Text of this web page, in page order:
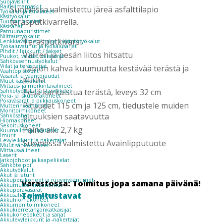
Suojavisiirit
Raitisilmamaskit
Työkalut ja tarvikkeet
Käsityökalut
Tuurnat ja taltat
Käsisahat
Patruunapuristimet
Niittaustyökalut
Lenkkiavaimet / hylsyt / vääntötyökalut
Työkaluvaunut ja työkalusarjat
Pihdit / leikkurit / sakset
Puukot, veitset, varaterät
Sähköasennustyökalut
Viilat ja teräsharjat
Vaahtopistoolit
Vasarat ja vääntöraudat
Muut käsityökalut
Mittaus- ja merkintävälineet
Sähkötyökalut ja -tarvikkeet
Pora- ja iskuporakoneet
Poravasarat ja piikkauskoneet
Mutterinvääntimet
Monitoimikoneet
Sähkösahat
Hiomakoneet
Sekoituskoneet
Kuumailmapuhaltimet
Imurit
Levyleikkurit ja nakertajat
Muut sähkökoneet
Mittausvälineet
Laserit
Jatkojohdot ja kaapelikelat
Sähköteippi
Akkutyökalut
Akut ja laturit
Akkuporakoneet ja ruuvinvääntimet
Akkumutterinvääntimet
Akkuporavasarat
Akkusahat ja -leikkurit
Akkuhiomakoneet
Akkumonitoimikoneet
Akkukierretangonkatkaisijat
Akkukonepaketit ja sarjat
Akkulevyleikkurit ja -nakertajat
Suomessa valmistettu järeä asfalttilapio
teräsputkivarrella.
Teräsputkivarsi
Varren ja pesän liitos hitsattu
Lapion kahva kuumuutta kestävää terästä ja
puuta
Pesä karkaistua terästä, leveys 32 cm
Pituudet 115 cm ja 125 cm, tiedustele muiden
pituuksien saatavuutta
Paino alk. 2,7 kg
Suomessa valmistettu Avainlipputuote
Varastossa: Toimitus jopa samana päivänä!
Toimitustavat